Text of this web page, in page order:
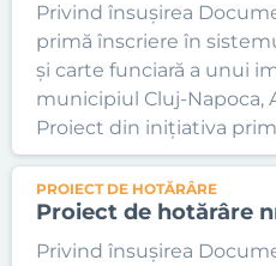
Privind însușirea
primă înscriere în
și carte funciară a unui
municipiul Cluj-Napoca,
Proiect din inițiativa
PROIECT DE HOTĂRÂRE
Proiect de hotărâre
Privind însușirea